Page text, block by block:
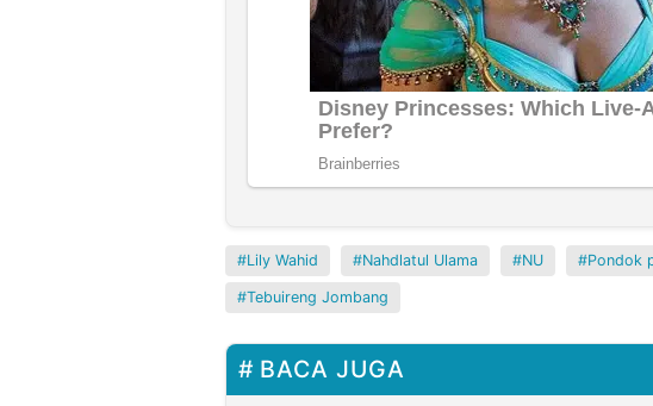
Lily Wahid Nahdlatul Ulama NU Pondok
Tebuireng Jombang
BACA JUGA